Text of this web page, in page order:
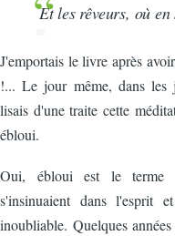
Et les rêveurs, où
J'emportais le livre après
!... Le jour même, dans les
lisais d'une traite cette
ébloui.
Oui, ébloui est le terme
s'insinuaient dans l'esprit
inoubliable. Quelques